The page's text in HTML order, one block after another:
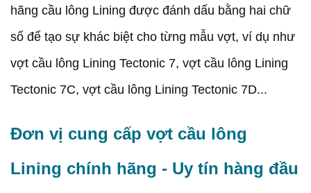
hãng cầu lông Lining được đánh dấu bằng hai chữ
số để tạo sự khác biệt cho từng mẫu vợt, ví dụ như
vợt cầu lông Lining Tectonic 7, vợt cầu lông Lining
Tectonic 7C, vợt cầu lông Lining Tectonic 7D...
Đơn vị cung cấp vợt cầu lông
Lining chính hãng - Uy tín hàng đầu